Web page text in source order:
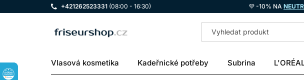
+421262523331 (08:00 - 16:30) 💜 -10% NA
LOMAX
Vlasová kosmetika Kadeřnické potřeby Subrina